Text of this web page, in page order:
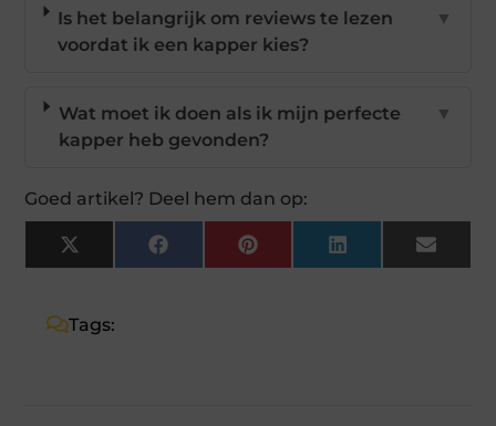
Is het belangrijk om reviews te lezen
voordat ik een kapper kies?
▼
Wat moet ik doen als ik mijn perfecte
kapper heb gevonden?
▼
Goed artikel? Deel hem dan op:
X
(Twitter)
FacebookPinterestLinkedIn Email
Tags: